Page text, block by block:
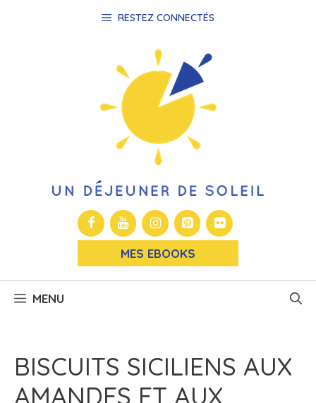
RESTEZ CONNECTÉS
MES EBOOKS
MENU
BISCUITS SICILIENS AUX
AMANDES ET AUX